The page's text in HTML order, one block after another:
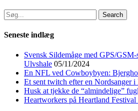
Search
for:
Seneste indlæg
Svensk Sildemåge med GPS/
Ulvshale 05/11/2024
En NFL ved Cowboybyen:
Et sent twitch efter en Nordsanger
Husk at tjekke de “almindelige”
Heartworkers på Heartland Festival